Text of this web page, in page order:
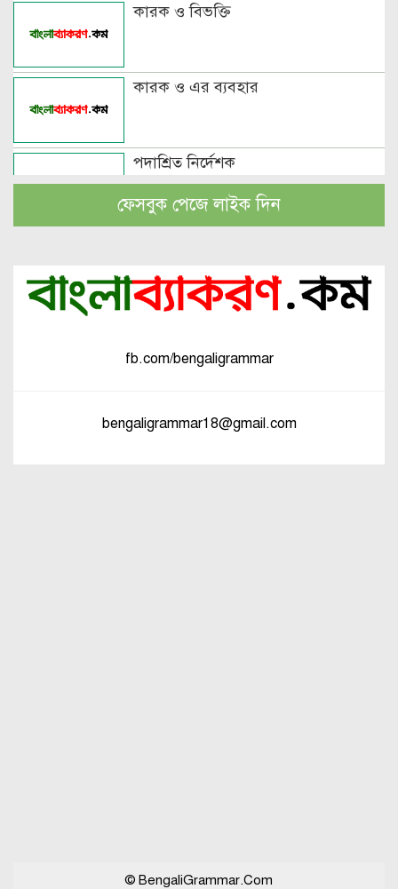
কারক ও বিভক্তি
কারক ও এর ব্যবহার
পদাশ্রিত নির্দেশক
পুরুষবাচক শব্দের শেষে প্রত্যয় যোগে লিঙ্গ
ফেসবুক পেজে লাইক দিন
fb.com/bengaligrammar
bengaligrammar18@gmail.com
© BengaliGrammar.Com